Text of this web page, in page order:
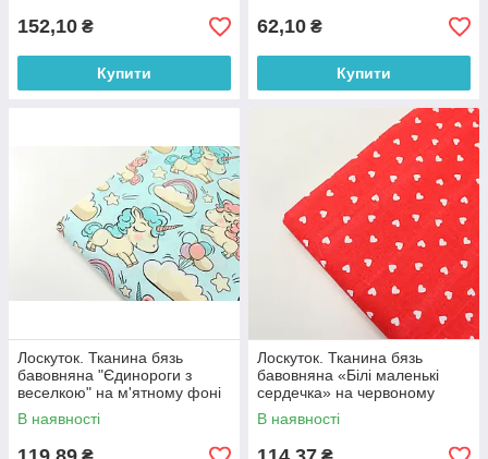
152,10 ₴
Купити
62,10 ₴
Купити
Лоскуток. Тканина бязь
бавовняна "Єдинороги з
веселкою" на м'ятному фоні
№ 702, 87*160 см
В наявності
Лоскуток. Тканина бязь
бавовняна «Білі маленькі
сердечка» на червоному
фоні №989, 100% бавовна,
83*160 см
В наявності